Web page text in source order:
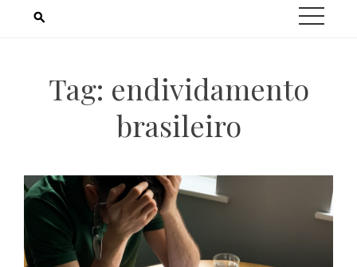
Tag: endividamento
brasileiro